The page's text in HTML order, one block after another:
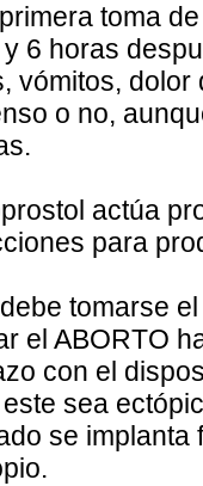
toma
6 horas
vómitos,
o no,
actúa
para
tomarse
el ABORTO
con el
sea
se implanta